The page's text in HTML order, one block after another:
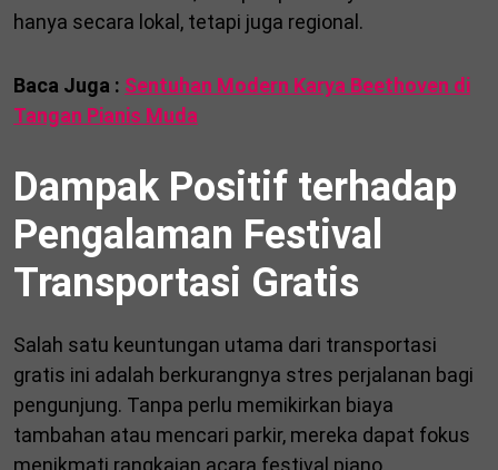
hanya secara lokal, tetapi juga regional.
Baca Juga : Sentuhan Modern Karya Beethoven di
Tangan Pianis Muda
Dampak Positif terhadap
Pengalaman Festival
Transportasi Gratis
Salah satu keuntungan utama dari transportasi
gratis ini adalah berkurangnya stres perjalanan bagi
pengunjung. Tanpa perlu memikirkan biaya
tambahan atau mencari parkir, mereka dapat fokus